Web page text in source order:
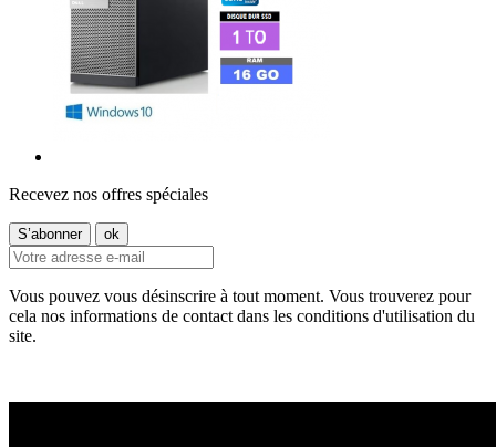
Recevez nos offres spéciales
Vous pouvez vous désinscrire à tout moment. Vous trouverez pour
cela nos informations de contact dans les conditions d'utilisation du
site.